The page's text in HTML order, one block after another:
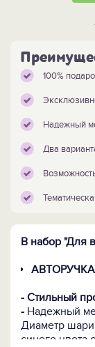
100%
Надежный
Два
В набор "Для
- Стильный
- Надежный
Диаметр
синего цвета